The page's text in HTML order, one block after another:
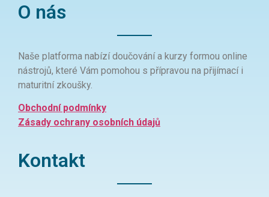
O nás
Naše platforma nabízí doučování a kurzy formou online
nástrojů, které Vám pomohou s přípravou na přijímací i
maturitní zkoušky.
Obchodní podmínky
Zásady ochrany osobních údajů
Kontakt